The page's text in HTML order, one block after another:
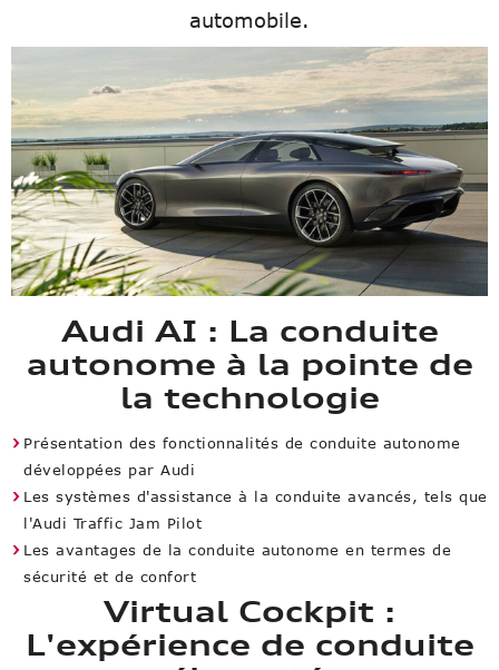
automobile.
Audi AI : La conduite
autonome à la pointe de
la technologie
Présentation des fonctionnalités de conduite autonome
développées par Audi
Les systèmes d'assistance à la conduite avancés, tels que
l'Audi Traffic Jam Pilot
Les avantages de la conduite autonome en termes de
sécurité et de confort
Virtual Cockpit :
L'expérience de conduite